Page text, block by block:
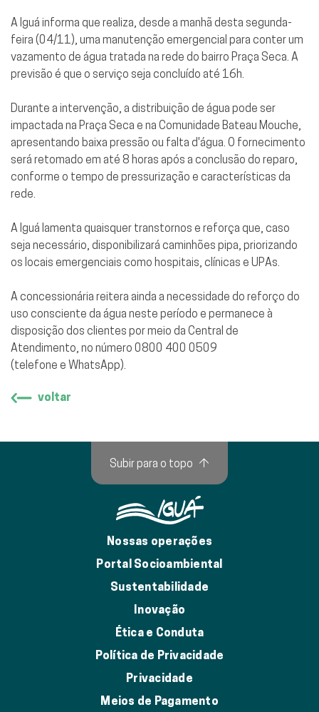
A Iguá informa que realiza, desde a manhã desta segunda-
feira (04/11), uma manutenção emergencial para conter um
vazamento de água tratada na rede do bairro Praça Seca. A
previsão é que o serviço seja concluído até 16h.
Durante a intervenção, a distribuição de água pode ser
impactada na Praça Seca e na Comunidade Bateau Mouche,
apresentando baixa pressão ou falta d'água. O fornecimento
será retomado em até 8 horas após a conclusão do reparo,
conforme o tempo de pressurização e características da
rede.
A Iguá lamenta quaisquer transtornos e reforça que, caso
seja necessário, disponibilizará caminhões pipa, priorizando
os locais emergenciais como hospitais, clínicas e UPAs.
A concessionária reitera ainda a necessidade do reforço do
uso consciente da água neste período e permanece à
disposição dos clientes por meio da Central de
Atendimento, no número 0800 400 0509
(telefone e WhatsApp).
voltar
Nossas operações
Portal Socioambiental
Sustentabilidade
Inovação
Ética e Conduta
Política de Privacidade
Privacidade
Meios de Pagamento
Subir para o topo ↑